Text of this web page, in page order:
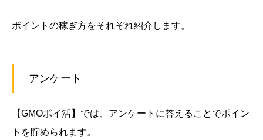
ポイントの稼ぎ方をそれぞれ紹介します。
アンケート
【GMOポイ活】では、アンケートに答えることでポイン
トを貯められます。